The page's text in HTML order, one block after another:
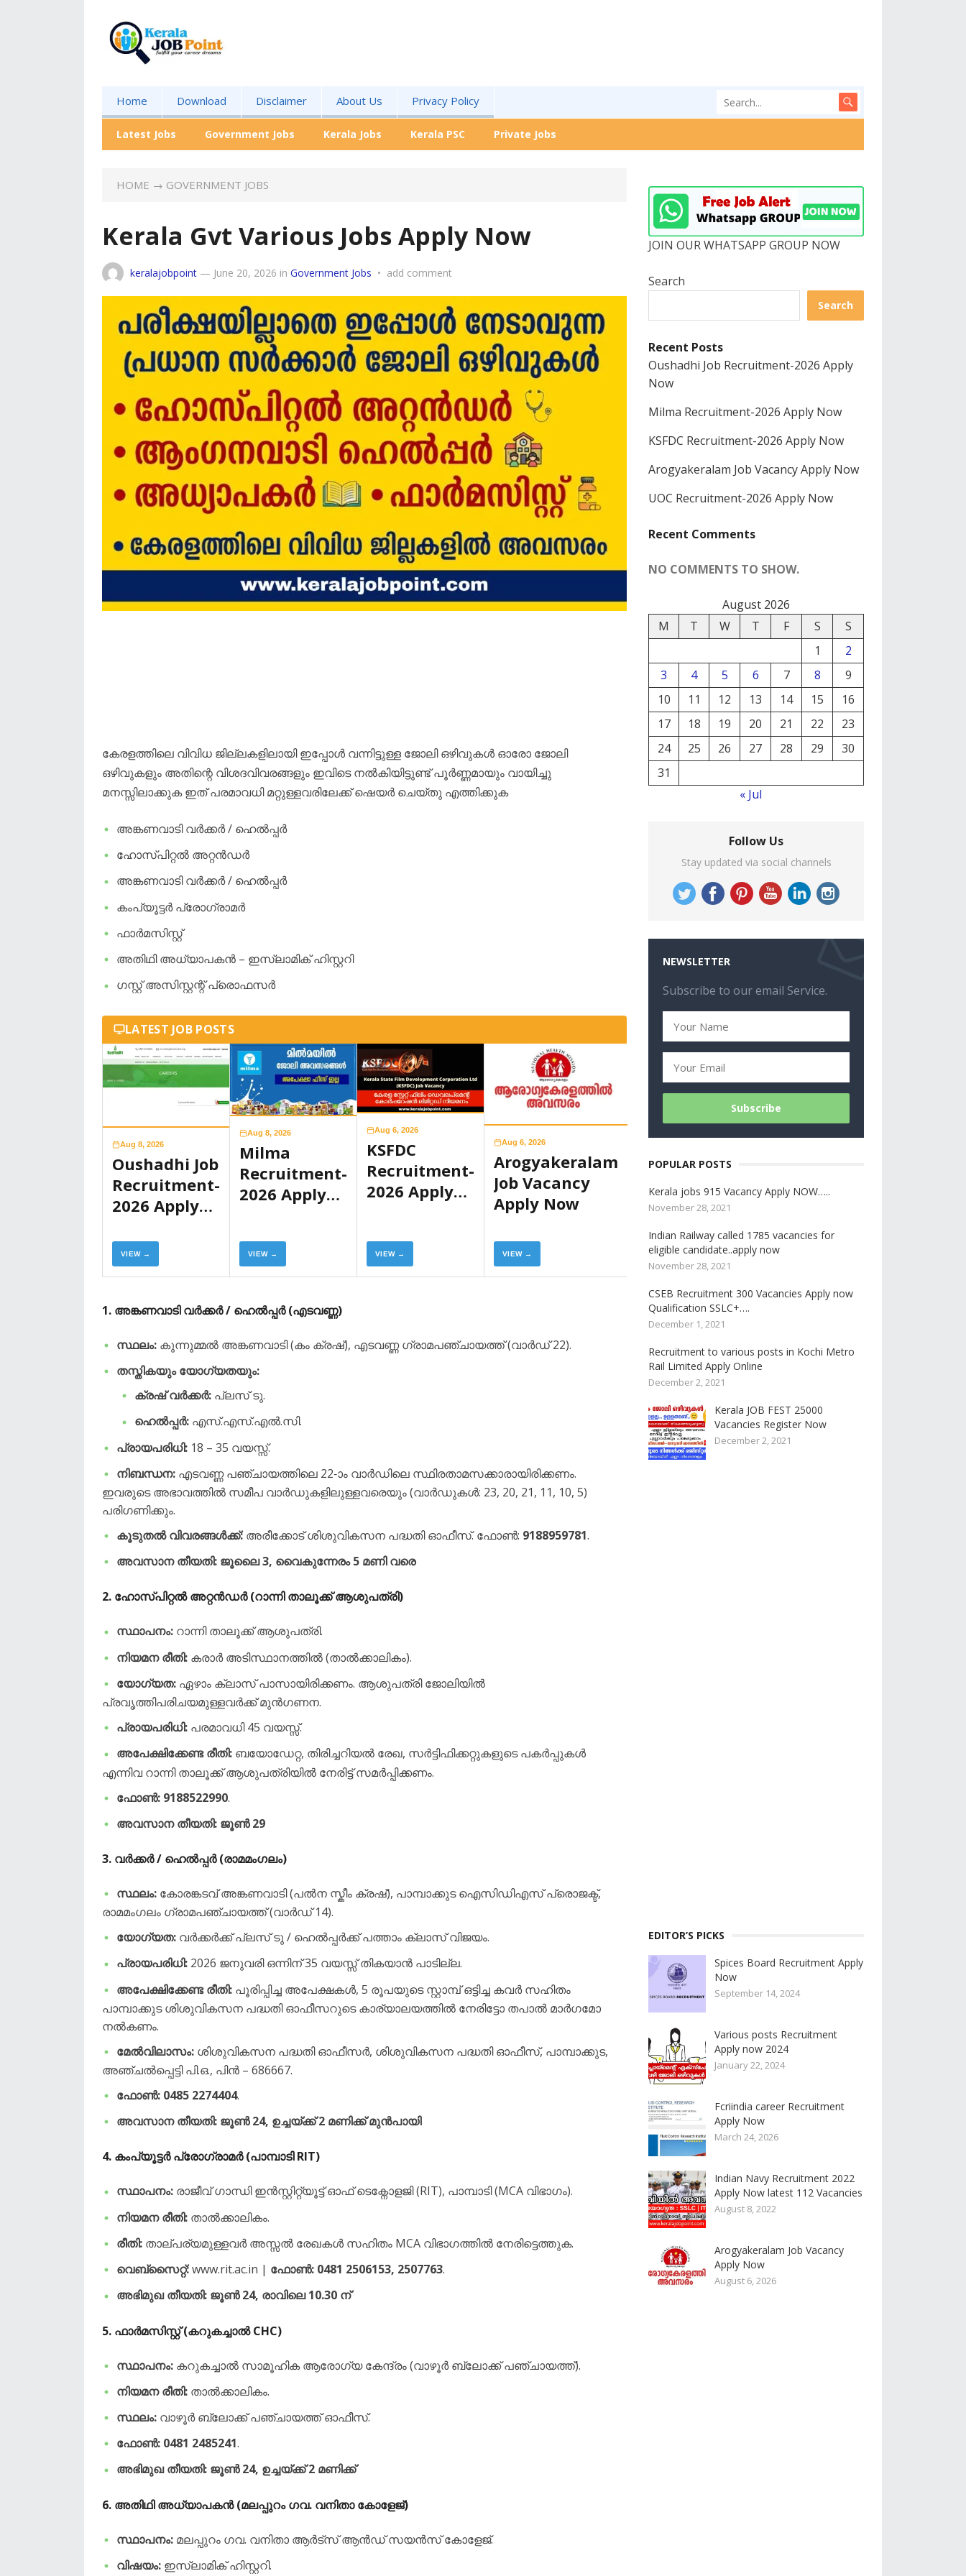
Home Download Disclaimer About Us Privacy Policy
Latest Jobs Government Jobs Kerala Jobs Kerala PSC Private Jobs
HOME → GOVERNMENT JOBS
Kerala Gvt Various Jobs Apply Now
keralajobpoint — June 20, 2026 in Government Jobs • add comment
കേരളത്തിലെ വിവിധ ജില്ലകളിലായി ഇപ്പോൾ വന്നിട്ടുള്ള ജോലി ഒഴിവുകൾ ഓരോ ജോലി
ഒഴിവുകളും അതിന്റെ വിശദവിവരങ്ങളും ഇവിടെ നൽകിയിട്ടുണ്ട് പൂർണ്ണമായും വായിച്ചു
മനസ്സിലാക്കുക ഇത് പരമാവധി മറ്റുള്ളവരിലേക്ക് ഷെയർ ചെയ്തു എത്തിക്കുക
അങ്കണവാടി വർക്കർ / ഹെൽപ്പർ
​ഹോസ്പിറ്റൽ അറ്റൻഡർ
​അങ്കണവാടി വർക്കർ / ഹെൽപ്പർ
​കംപ്യൂട്ടർ പ്രോഗ്രാമർ
​ഫാർമസിസ്റ്റ്
​അതിഥി അധ്യാപകൻ – ഇസ്ലാമിക് ഹിസ്റ്ററി
​ഗസ്റ്റ് അസിസ്റ്റന്റ് പ്രൊഫസർ
LATEST JOB POSTS
Aug 8, 2026
Oushadhi Job
Recruitment-
2026 Apply
VIEW →
Aug 8, 2026
Milma
Recruitment-
2026 Apply
VIEW →
Aug 6, 2026
KSFDC
Recruitment-
2026 Apply
VIEW →
Aug 6, 2026
Arogyakeralam
Job Vacancy
Apply Now
VIEW →
​1. അങ്കണവാടി വർക്കർ / ഹെൽപ്പർ (എടവണ്ണ)
സ്ഥലം: കുന്നുമ്മൽ അങ്കണവാടി (കം ക്രഷ്), എടവണ്ണ ഗ്രാമപഞ്ചായത്ത് (വാർഡ് 22).
തസ്തികയും യോഗ്യതയും:
ക്രഷ് വർക്കർ: പ്ലസ് ടു.
ഹെൽപ്പർ: എസ്.എസ്.എൽ.സി.
പ്രായപരിധി: 18 – 35 വയസ്സ്.
നിബന്ധന: എടവണ്ണ പഞ്ചായത്തിലെ 22-ാം വാർഡിലെ സ്ഥിരതാമസക്കാരായിരിക്കണം.
ഇവരുടെ അഭാവത്തിൽ സമീപ വാർഡുകളിലുള്ളവരെയും (വാർഡുകൾ: 23, 20, 21, 11, 10, 5)
പരിഗണിക്കും.
കൂടുതൽ വിവരങ്ങൾക്ക്: അരീക്കോട് ശിശുവികസന പദ്ധതി ഓഫീസ്. ഫോൺ: 9188959781.
അവസാന തീയതി: ജൂലൈ 3, വൈകുന്നേരം 5 മണി വരെ
​2. ഹോസ്പിറ്റൽ അറ്റൻഡർ (റാന്നി താലൂക്ക് ആശുപത്രി)
സ്ഥാപനം: റാന്നി താലൂക്ക് ആശുപത്രി.
നിയമന രീതി: കരാർ അടിസ്ഥാനത്തിൽ (താൽക്കാലികം).
യോഗ്യത: ഏഴാം ക്ലാസ് പാസായിരിക്കണം. ആശുപത്രി ജോലിയിൽ
പ്രവൃത്തിപരിചയമുള്ളവർക്ക് മുൻഗണന.
പ്രായപരിധി: പരമാവധി 45 വയസ്സ്.
അപേക്ഷിക്കേണ്ട രീതി: ബയോഡേറ്റ, തിരിച്ചറിയൽ രേഖ, സർട്ടിഫിക്കറ്റുകളുടെ പകർപ്പുകൾ
എന്നിവ റാന്നി താലൂക്ക് ആശുപത്രിയിൽ നേരിട്ട് സമർപ്പിക്കണം.
ഫോൺ: 9188522990.
അവസാന തീയതി: ജൂൺ 29
​3. വർക്കർ / ഹെൽപ്പർ (രാമമംഗലം)
സ്ഥലം: കോരങ്കടവ് അങ്കണവാടി (പൽന സ്കീം ക്രഷ്), പാമ്പാക്കുട ഐസിഡിഎസ് പ്രൊജക്ട്,
രാമമംഗലം ഗ്രാമപഞ്ചായത്ത് (വാർഡ് 14).
യോഗ്യത: വർക്കർക്ക് പ്ലസ് ടു / ഹെൽപ്പർക്ക് പത്താം ക്ലാസ് വിജയം.
പ്രായപരിധി: 2026 ജനുവരി ഒന്നിന് 35 വയസ്സ് തികയാൻ പാടില്ല.
അപേക്ഷിക്കേണ്ട രീതി: പൂരിപ്പിച്ച അപേക്ഷകൾ, 5 രൂപയുടെ സ്റ്റാമ്പ് ഒട്ടിച്ച കവർ സഹിതം
പാമ്പാക്കുട ശിശുവികസന പദ്ധതി ഓഫീസറുടെ കാര്യാലയത്തിൽ നേരിട്ടോ തപാൽ മാർഗമോ
നൽകണം.
മേൽവിലാസം: ശിശുവികസന പദ്ധതി ഓഫീസർ, ശിശുവികസന പദ്ധതി ഓഫീസ്, പാമ്പാക്കുട,
അഞ്ചൽപ്പെട്ടി പി.ഒ., പിൻ – 686667.
ഫോൺ: 0485 2274404.
അവസാന തീയതി: ജൂൺ 24, ഉച്ചയ്ക്ക് 2 മണിക്ക് മുൻപായി
​4. കംപ്യൂട്ടർ പ്രോഗ്രാമർ (പാമ്പാടി RIT)
സ്ഥാപനം: രാജീവ് ഗാന്ധി ഇൻസ്റ്റിറ്റ്യൂട്ട് ഓഫ് ടെക്നോളജി (RIT), പാമ്പാടി (MCA വിഭാഗം).
നിയമന രീതി: താൽക്കാലികം.
രീതി: താല്പര്യമുള്ളവർ അസ്സൽ രേഖകൾ സഹിതം MCA വിഭാഗത്തിൽ നേരിട്ടെത്തുക.
വെബ്സൈറ്റ്:www.rit.ac.in | ഫോൺ: 0481 2506153, 2507763.
അഭിമുഖ തീയതി: ജൂൺ 24, രാവിലെ 10.30 ന്
​5. ഫാർമസിസ്റ്റ് (കറുകച്ചാൽ CHC)
സ്ഥാപനം: കറുകച്ചാൽ സാമൂഹിക ആരോഗ്യ കേന്ദ്രം (വാഴൂർ ബ്ലോക്ക് പഞ്ചായത്ത്).
നിയമന രീതി: താൽക്കാലികം.
സ്ഥലം: വാഴൂർ ബ്ലോക്ക് പഞ്ചായത്ത് ഓഫീസ്.
ഫോൺ: 0481 2485241.
അഭിമുഖ തീയതി: ജൂൺ 24, ഉച്ചയ്ക്ക് 2 മണിക്ക്
​6. അതിഥി അധ്യാപകൻ (മലപ്പുറം ഗവ. വനിതാ കോളേജ്)
സ്ഥാപനം: മലപ്പുറം ഗവ. വനിതാ ആർട്സ് ആൻഡ് സയൻസ് കോളേജ്.
വിഷയം: ഇസ്ലാമിക് ഹിസ്റ്ററി.
JOIN OUR WHATSAPP GROUP NOW
Search
Search
Recent Posts
Oushadhi Job Recruitment-2026 Apply
Now
Milma Recruitment-2026 Apply Now
KSFDC Recruitment-2026 Apply Now
Arogyakeralam Job Vacancy Apply Now
UOC Recruitment-2026 Apply Now
Recent Comments
NO COMMENTS TO SHOW.
August 2026
M
T W T F S
S
1
2
3
4 5 6 7 8
9
10
11 12 13 14 15
16
17
18 19 20 21 22
23
24
25 26 27 28 29
30
31
« Jul
Follow Us
Stay updated via social channels
NEWSLETTER
Subscribe to our email Service.
POPULAR POSTS
Kerala jobs 915 Vacancy Apply NOW…..
November 28, 2021
Indian Railway called 1785 vacancies for
eligible candidate..apply now
November 28, 2021
CSEB Recruitment 300 Vacancies Apply now
Qualification SSLC+….
December 1, 2021
Recruitment to various posts in Kochi Metro
Rail Limited Apply Online
December 2, 2021
Kerala JOB FEST 25000
Vacancies Register Now
December 2, 2021
EDITOR’S PICKS
Spices Board Recruitment Apply
Now
September 14, 2024
Various posts Recruitment
Apply now 2024
January 22, 2024
Fcriindia career Recruitment
Apply Now
March 24, 2026
Indian Navy Recruitment 2022
Apply Now latest 112 Vacancies
August 8, 2022
Arogyakeralam Job Vacancy
Apply Now
August 6, 2026